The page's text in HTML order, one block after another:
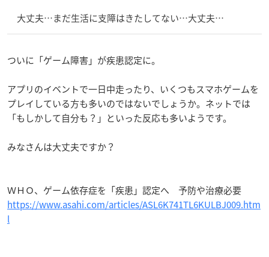
大丈夫…まだ生活に支障はきたしてない…大丈夫…
ついに「ゲーム障害」が疾患認定に。
アプリのイベントで一日中走ったり、いくつもスマホゲームを
プレイしている方も多いのではないでしょうか。ネットでは
「もしかして自分も？」といった反応も多いようです。
みなさんは大丈夫ですか？
ＷＨＯ、ゲーム依存症を「疾患」認定へ 予防や治療必要
https://www.asahi.com/articles/ASL6K741TL6KULBJ009.htm
l